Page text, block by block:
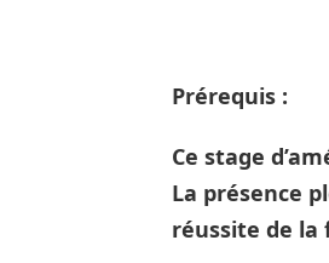
Prérequis :
Ce stage
La présence
réussite de la